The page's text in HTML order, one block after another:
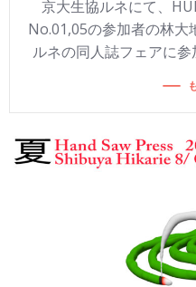
京大生協ルネにて、
No.01,05の参加者の林大
ルネの同人誌フェアに